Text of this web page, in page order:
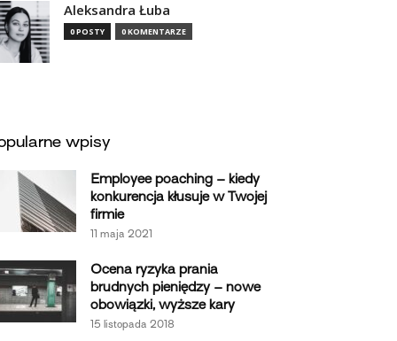
Aleksandra Łuba
0 POSTY 0 KOMENTARZE
wpisy
Employee poaching – kiedy
konkurencja kłusuje w Twojej
firmie
11 maja 2021
Ocena ryzyka prania
brudnych pieniędzy – nowe
obowiązki, wyższe kary
15 listopada 2018